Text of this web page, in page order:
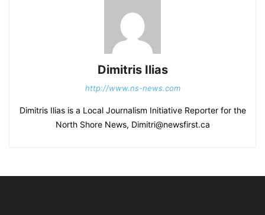
Dimitris Ilias
http://www.ns-news.com
Dimitris Ilias is a Local Journalism Initiative Reporter for the
North Shore News, Dimitri@newsfirst.ca